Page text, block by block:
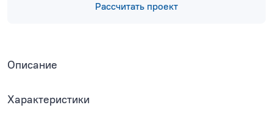
Рассчитать проект
Описание
Характеристики